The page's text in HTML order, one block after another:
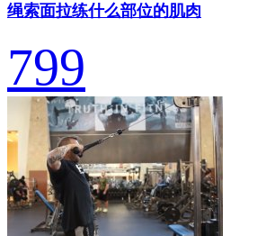
绳索面拉练什么部位的肌肉
799